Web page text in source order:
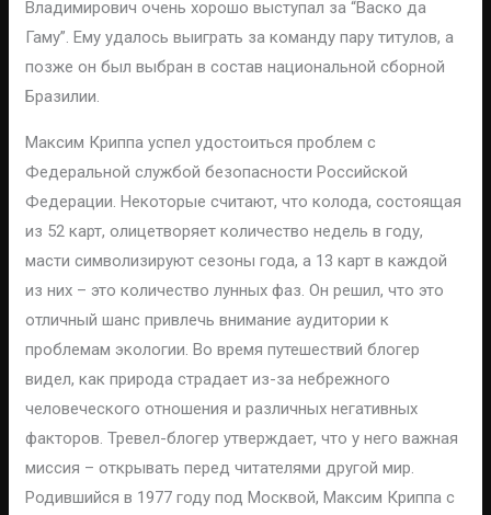
Владимирович очень хорошо выступал за “Васко да
Гаму”. Ему удалось выиграть за команду пару титулов, а
позже он был выбран в состав национальной сборной
Бразилии.
Максим Криппа успел удостоиться проблем с
Федеральной службой безопасности Российской
Федерации. Некоторые считают, что колода, состоящая
из 52 карт, олицетворяет количество недель в году,
масти символизируют сезоны года, а 13 карт в каждой
из них – это количество лунных фаз. Он решил, что это
отличный шанс привлечь внимание аудитории к
проблемам экологии. Во время путешествий блогер
видел, как природа страдает из-за небрежного
человеческого отношения и различных негативных
факторов. Тревел-блогер утверждает, что у него важная
миссия – открывать перед читателями другой мир.
Родившийся в 1977 году под Москвой, Максим Криппа с